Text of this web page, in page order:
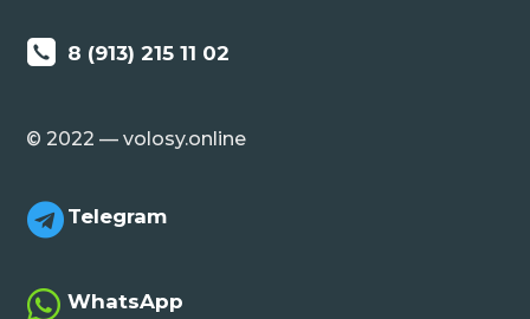
8 (913) 215 11 02
© 2022 — volosy.online
 Telegram
 WhatsApp